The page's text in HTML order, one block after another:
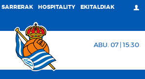
SARRERAK HOSPITALITY EKITALDIAK
ABU. 07 | 15:30